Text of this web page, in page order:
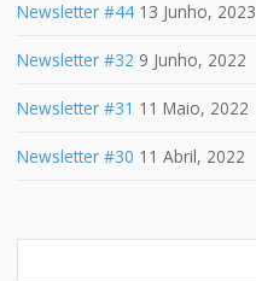
Newsletter #44 13 Junho, 2023
Newsletter #32 9 Junho, 2022
Newsletter #31 11 Maio, 2022
Newsletter #30 11 Abril, 2022